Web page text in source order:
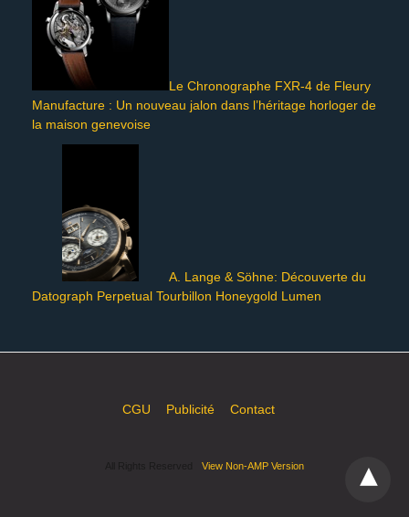
Le Chronographe FXR-4 de Fleury
Manufacture : Un nouveau jalon dans l’héritage horloger de
la maison genevoise
A. Lange & Söhne: Découverte du
Datograph Perpetual Tourbillon Honeygold Lumen
CGU Publicité Contact
View Non-AMP Version